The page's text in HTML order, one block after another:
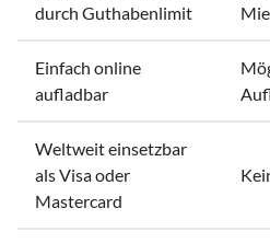
durch Guthabenlimit
Einfach online
aufladbar
Weltweit einsetzbar
als Visa oder
Mastercard